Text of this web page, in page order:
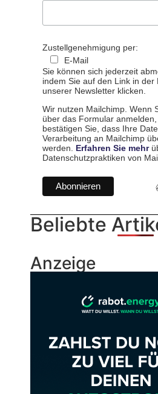
Zustellgenehmigung per:
E-Mail
Sie können sich jederzeit
indem Sie auf den Link in der
unserer Newsletter klicken.
Wir nutzen Mailchimp. Wenn
über das Formular anmelden,
bestätigen Sie, dass Ihre
Verarbeitung an Mailchimp
werden. Erfahren Sie mehr
Datenschutzpraktiken von
Beliebte
Anzeige